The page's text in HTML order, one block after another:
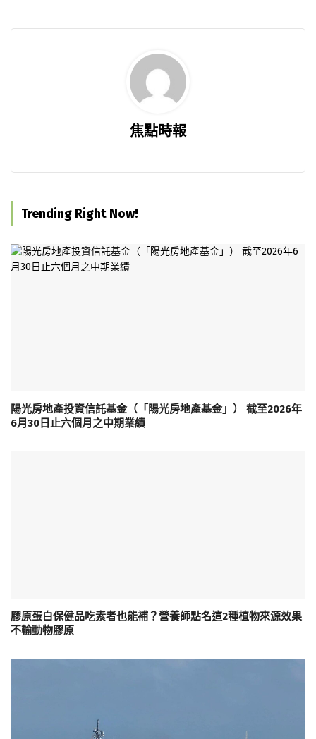
焦點時報
Trending Right Now!
陽光房地產投資信託基金（「陽光房地產基金」） 截至2026年
6月30日止六個月之中期業績
膠原蛋白保健品吃素者也能補？營養師點名這2種植物來源效果
不輸動物膠原